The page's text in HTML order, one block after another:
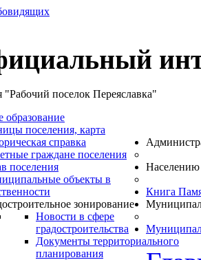
"Рабочий поселок Переяславка"
поселения, карта
справка
граждане поселения
поселения
объекты в
зонирование
Новости в сфере
градостроительства
Документы территориального
планирования
Населению
Книга